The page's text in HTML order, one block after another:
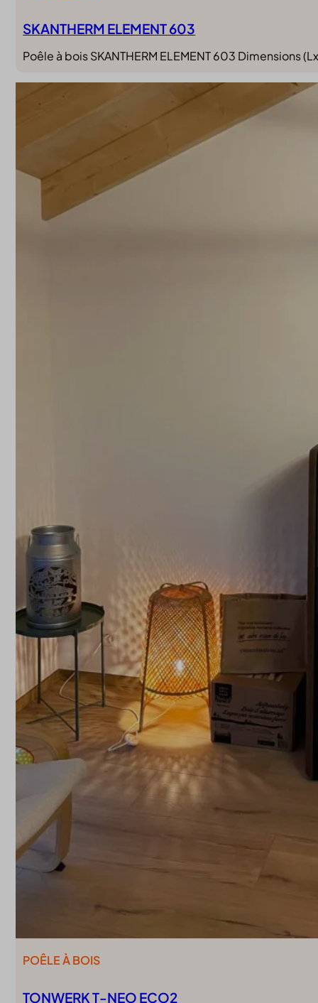
SKANTHERM ELEMENT 603
Poêle à bois SKANTHERM ELEMENT 603 Dimensions
TONWERK T-NEO ECO2
POÊLE À BOIS